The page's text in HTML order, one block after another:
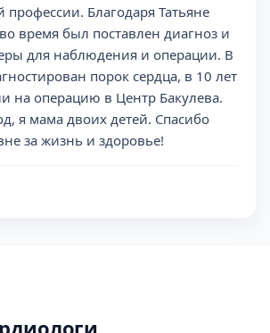
Благодаря Татьяне
время был поставлен диагноз и
для наблюдения и операции. В
порок сердца, в 10 лет
на операцию в Центр Бакулева.
я мама двоих детей. Спасибо
за жизнь и здоровье!